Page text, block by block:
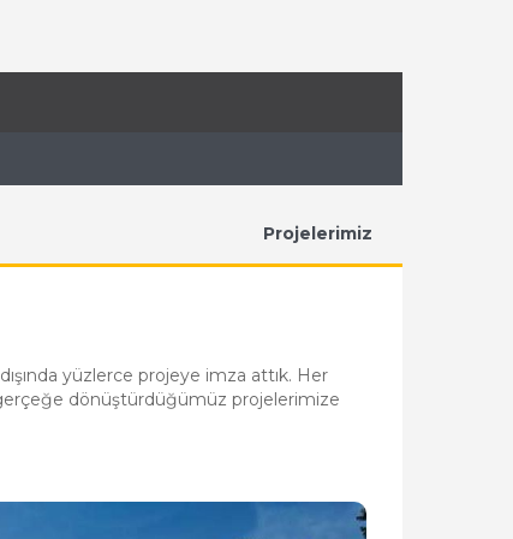
Projelerimiz
yüzlerce projeye imza attık. Her
gerçeğe dönüştürdüğümüz projelerimize